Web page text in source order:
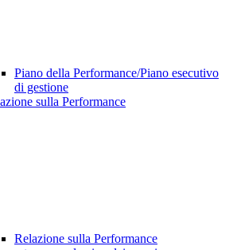
Piano della Performance/Piano esecutivo
di gestione
sulla Performance
Relazione sulla Performance